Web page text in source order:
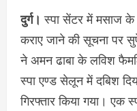
दुर्ग।स्पा सेंटर में मसाज के
कराए जाने की सूचना पर
ने अमन ढाबा के लविश
स्पा एण्ड सेलून में दबिश
गिरफ्तार किया गया। एक